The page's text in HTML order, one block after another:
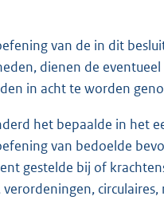
van de in dit
dienen de eventueel
in acht te worden
het bepaalde in het
van bedoelde
gestelde bij of
verordeningen, circulaires,